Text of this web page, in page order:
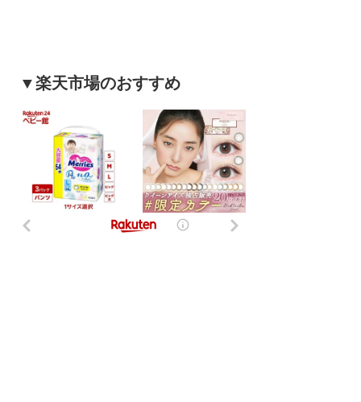
▼楽天市場のおすすめ